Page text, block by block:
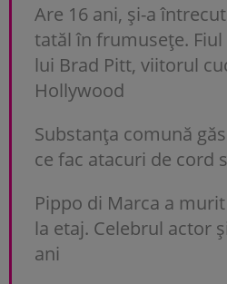
Are 16 ani, și-a
tatăl în frumusețe. Fiul
lui Brad Pitt, viitorul
Hollywood
Substanța comună
ce fac atacuri de cord
Pippo di Marca a
la etaj. Celebrul actor
ani